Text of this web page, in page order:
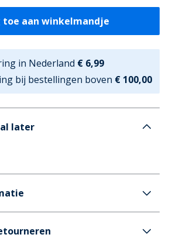
toe aan winkelmandje
in Nederland € 6,99
bij bestellingen boven € 100,00
later